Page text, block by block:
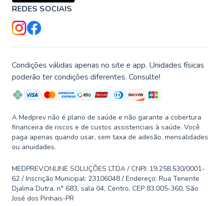
REDES SOCIAIS
Condições válidas apenas no site e app. Unidades físicas
poderão ter condições diferentes. Consulte!
A Medprev não é plano de saúde e não garante a cobertura
financeira de riscos e de custos assistenciais à saúde. Você
paga apenas quando usar, sem taxa de adesão, mensalidades
ou anuidades.
MEDPREV.ONLINE SOLUÇÕES LTDA / CNPJ: 19.258.530/0001-
62 / Inscrição Municipal: 23106048 / Endereço: Rua Tenente
Djalma Dutra, n° 683, sala 04, Centro, CEP 83.005-360, São
José dos Pinhais-PR